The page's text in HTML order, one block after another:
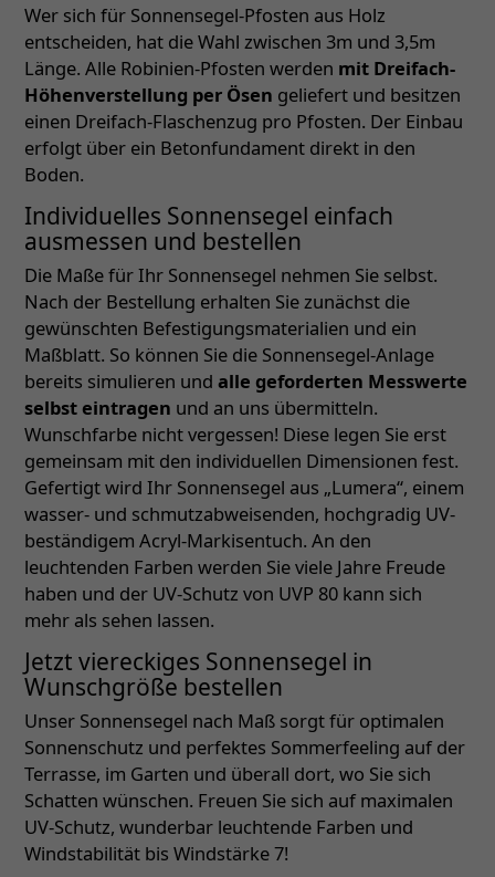
Wer sich für Sonnensegel-Pfosten aus Holz
entscheiden, hat die Wahl zwischen 3m und 3,5m
Länge. Alle Robinien-Pfosten werden mit Dreifach-
Höhenverstellung per Ösen geliefert und besitzen
einen Dreifach-Flaschenzug pro Pfosten. Der Einbau
erfolgt über ein Betonfundament direkt in den
Boden.
Individuelles Sonnensegel einfach
ausmessen und bestellen
Die Maße für Ihr Sonnensegel nehmen Sie selbst.
Nach der Bestellung erhalten Sie zunächst die
gewünschten Befestigungsmaterialien und ein
Maßblatt. So können Sie die Sonnensegel-Anlage
bereits simulieren und alle geforderten Messwerte
selbst eintragen und an uns übermitteln.
Wunschfarbe nicht vergessen! Diese legen Sie erst
gemeinsam mit den individuellen Dimensionen fest.
Gefertigt wird Ihr Sonnensegel aus „Lumera“, einem
wasser- und schmutzabweisenden, hochgradig UV-
beständigem Acryl-Markisentuch. An den
leuchtenden Farben werden Sie viele Jahre Freude
haben und der UV-Schutz von UVP 80 kann sich
mehr als sehen lassen.
Jetzt viereckiges Sonnensegel in
Wunschgröße bestellen
Unser Sonnensegel nach Maß sorgt für optimalen
Sonnenschutz und perfektes Sommerfeeling auf der
Terrasse, im Garten und überall dort, wo Sie sich
Schatten wünschen. Freuen Sie sich auf maximalen
UV-Schutz, wunderbar leuchtende Farben und
Windstabilität bis Windstärke 7!